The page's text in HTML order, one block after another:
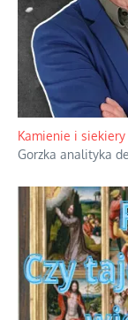
Familijny spór o
Rodzinna polemika